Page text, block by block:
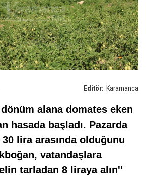
Editör: Karamanca
alana domates eken
hasada başladı. Pazarda
lira arasında olduğunu
vatandaşlara
tarladan 8 liraya alın''